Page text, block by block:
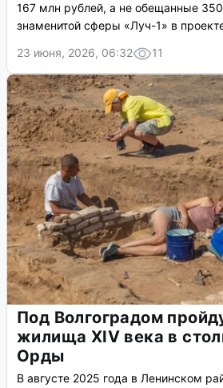
167 млн рублей, а не обещанные
знаменитой сферы «Луч-1» в
23 июня, 2026, 06:32
11
Под Волгоградом
жилища XIV века в
Орды
В августе 2025 года в Ленинском